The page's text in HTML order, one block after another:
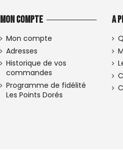
Mon compte
Mon compte
Adresses
Historique de vos
commandes
Programme de fidélité
Les Points Dorés
A